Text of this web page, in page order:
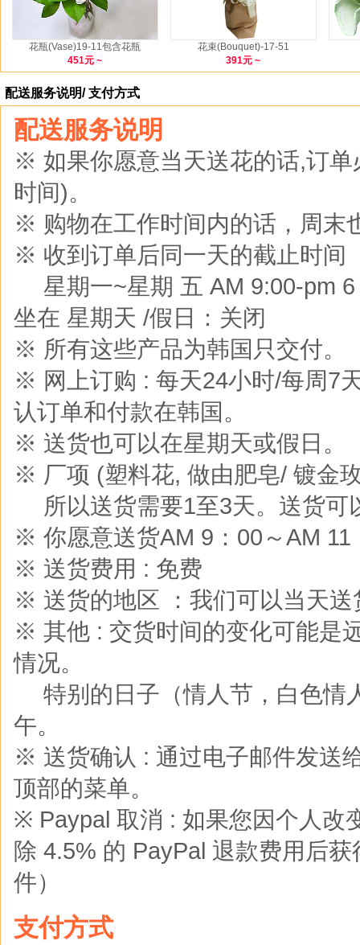
花瓶(Vase)19-11包含花瓶
451元 ~
花束(Bouquet)-17-51
391元 ~
配送服务说明/ 支付方式
配送服务说明
※ 如果你愿意当天送花的话,订
时间)。
※ 购物在工作时间内的话，周末
※ 收到订单后同一天的截止时间
※星期一~星期 五 AM 9:00-pm
坐在 星期天 /假日：关闭
※ 所有这些产品为韩国只交付。
※ 网上订购 : 每天24小时/每周7
认订单和付款在韩国。
※ 送货也可以在星期天或假日。
※ 厂项 (塑料花, 做由肥皂/ 镀金
所以送货需要1至3天。送货可
※ 你愿意送货AM 9：00～AM
※ 送货费用 : 免费
※ 送货的地区 ：我们可以当天
※ 其他 : 交货时间的变化可能是
情况。
※特别的日子（情人节，白色情
午。
※ 送货确认 : 通过电子邮件发送
顶部的菜单。
※ Paypal 取消 : 如果您因个人改
除 4.5% 的 PayPal 退款费用后
件）
支付方式